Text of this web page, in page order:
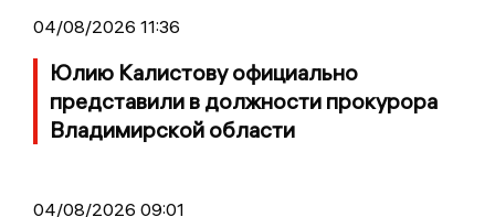
04/08/2026 11:36
Юлию Калистову официально
представили в должности прокурора
Владимирской области
04/08/2026 09:01